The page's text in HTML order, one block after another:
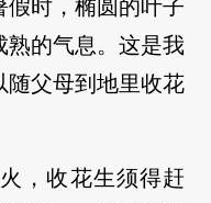
假时，椭圆的叶子
熟的气息。这是我
随父母到地里收花
，收花生须得赶